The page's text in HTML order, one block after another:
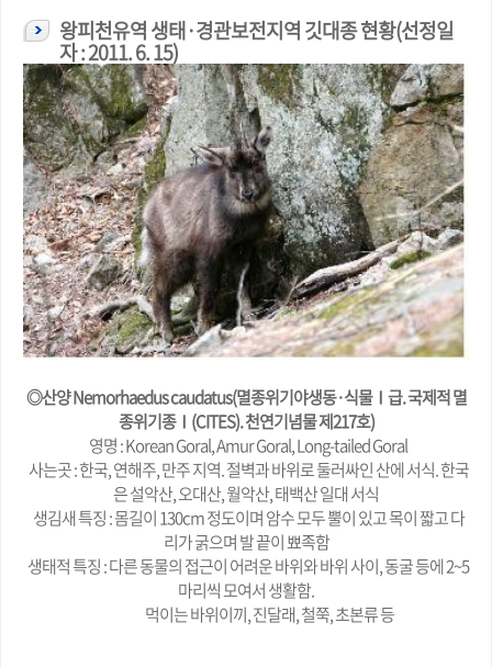
왕피천유역 생태·경관보전지역 깃대종 현황(선정일
자 : 2011. 6. 15)
◎산양 Nemorhaedus caudatus(멸종위기야생동·식물Ⅰ급. 국제적 멸
종위기종Ⅰ(CITES). 천연기념물 제217호)
영명 : Korean Goral, Amur Goral, Long-tailed Goral
사는곳 : 한국, 연해주, 만주 지역. 절벽과 바위로 둘러싸인 산에 서식. 한국
은 설악산, 오대산, 월악산, 태백산 일대 서식
생김새 특징 : 몸길이 130cm 정도이며 암수 모두 뿔이 있고 목이 짧고 다
리가 굵으며 발 끝이 뾰족함
생태적 특징 : 다른 동물의 접근이 어려운 바위와 바위 사이, 동굴 등에 2~5
마리씩 모여서 생활함.
먹이는 바위이끼, 진달래, 철쭉, 초본류 등